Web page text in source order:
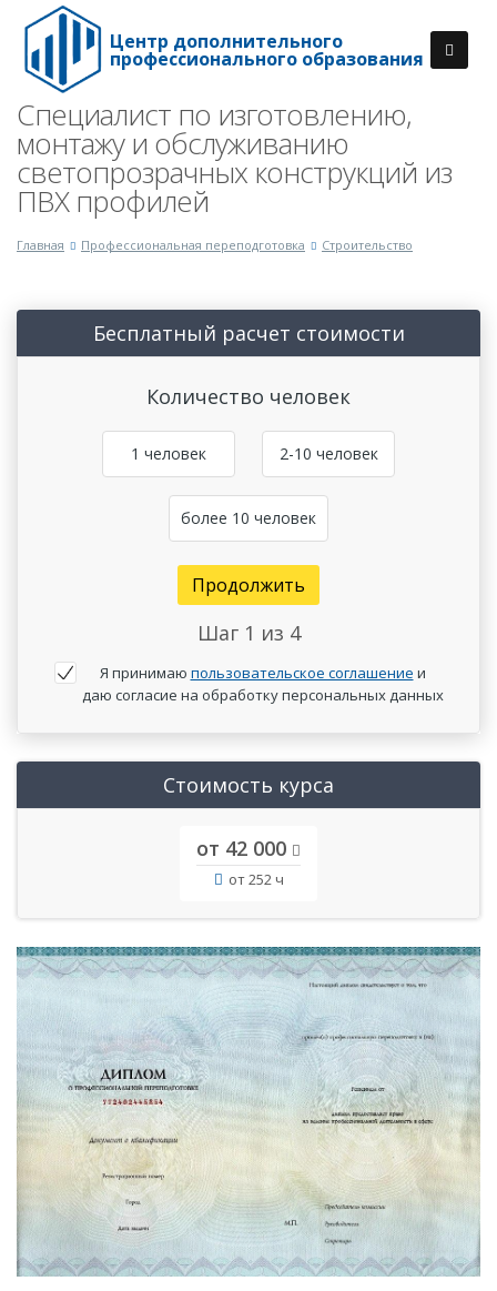
Центр дополнительного
профессионального образования
Специалист по изготовлению,
монтажу и обслуживанию
светопрозрачных конструкций из
ПВХ профилей
Главная Профессиональная переподготовка Строительство
Бесплатный расчет стоимости
Количество человек
1 человек 2-10 человек
более 10 человек
Продолжить
Шаг 1 из 4
Я принимаю пользовательское соглашение и
даю согласие на обработку персональных данных
Стоимость курса
от 42 000
от 252 ч